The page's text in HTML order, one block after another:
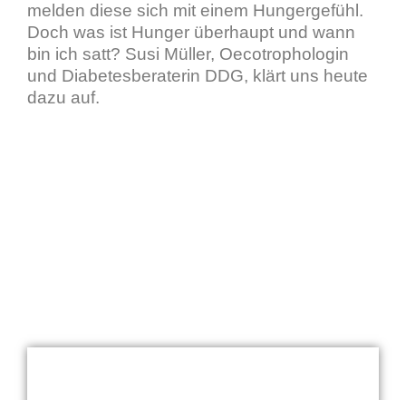
melden diese sich mit einem Hungergefühl.
Doch was ist Hunger überhaupt und wann
bin ich satt? Susi Müller, Oecotrophologin
und Diabetesberaterin DDG, klärt uns heute
dazu auf.